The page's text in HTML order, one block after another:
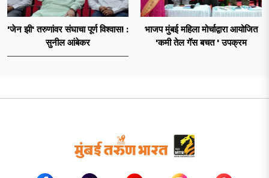
'जेन झी' तरुणांवर संघाचा पूर्ण विश्वास! :
सुनील आंबेकर
भाजप मुंबई महिला मोर्चाद्वारा आयोजित
'कमी तेल गॅस बचत ' उपक्रम